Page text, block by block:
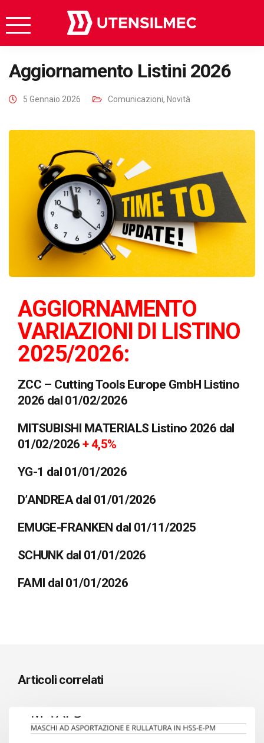
Aggiornamento Listini 2026
5 Gennaio 2026 Comunicazioni, Novità
AGGIORNAMENTO
VARIAZIONI DI LISTINO
2025/2026:
ZCC – Cutting Tools Europe GmbH Listino
2026 dal 01/02/2026
MITSUBISHI MATERIALS Listino 2026 dal
01/02/2026+ 4,5%
YG-1 dal 01/01/2026
D’ANDREA dal 01/01/2026
EMUGE-FRANKEN dal 01/11/2025
SCHUNK dal 01/01/2026
FAMI dal 01/01/2026
Articoli correlati